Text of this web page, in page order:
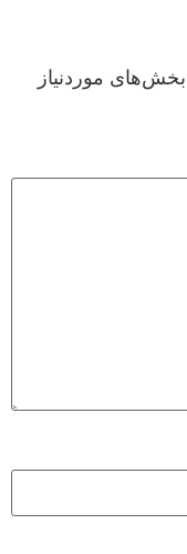
بخش‌های موردنیاز